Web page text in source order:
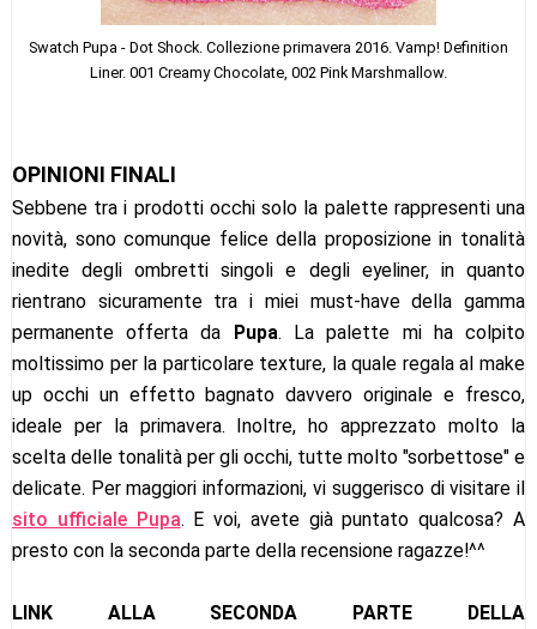
Swatch Pupa - Dot Shock. Collezione primavera 2016. Vamp! Definition
Liner. 001 Creamy Chocolate, 002 Pink Marshmallow.
OPINIONI FINALI
Sebbene tra i prodotti occhi solo la palette rappresenti una
novità, sono comunque felice della proposizione in tonalità
inedite degli ombretti singoli e degli eyeliner, in quanto
rientrano sicuramente tra i miei must-have della gamma
permanente offerta da Pupa. La palette mi ha colpito
moltissimo per la particolare texture, la quale regala al make
up occhi un effetto bagnato davvero originale e fresco,
ideale per la primavera. Inoltre, ho apprezzato molto la
scelta delle tonalità per gli occhi, tutte molto "sorbettose" e
delicate. Per maggiori informazioni, vi suggerisco di visitare il
sito ufficiale Pupa. E voi, avete già puntato qualcosa? A
presto con la seconda parte della recensione ragazze!^^
LINK ALLA SECONDA PARTE DELLA